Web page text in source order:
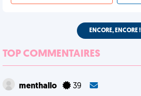
ENCORE, ENCORE !
TOP COMMENTAIRES
menthallo 39